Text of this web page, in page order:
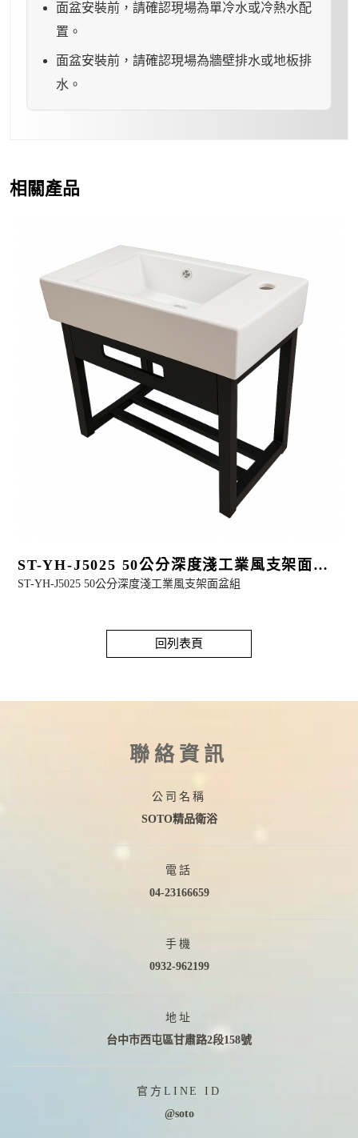
面盆安裝前，請確認現場為單冷水或冷熱水配
置。
面盆安裝前，請確認現場為牆壁排水或地板排
水。
相關產品
ST-YH-J5025 50公分深度淺工業風支架面盆
組
ST-YH-J5025 50公分深度淺工業風支架面盆組
回列表頁
聯絡資訊
公司名稱
SOTO精品衛浴
電話
04-23166659
手機
0932-962199
地址
台中市西屯區甘肅路2段158號
官方LINE ID
@soto